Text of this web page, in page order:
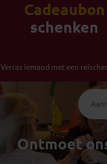
Cadeaubon
schenken
Verras iemand met een
Ontmoet